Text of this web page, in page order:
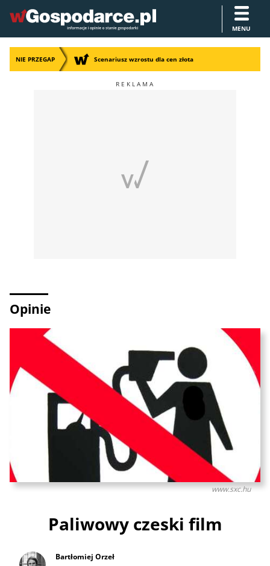
MENU
NIE PRZEGAP Scenariusz wzrostu dla cen złota
Opinie
www.sxc.hu
Paliwowy czeski film
Bartłomiej Orzeł